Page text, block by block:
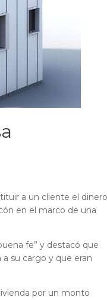
a un cliente el dinero
en el marco de una
fe” y destacó que
su cargo y que eran
por un monto